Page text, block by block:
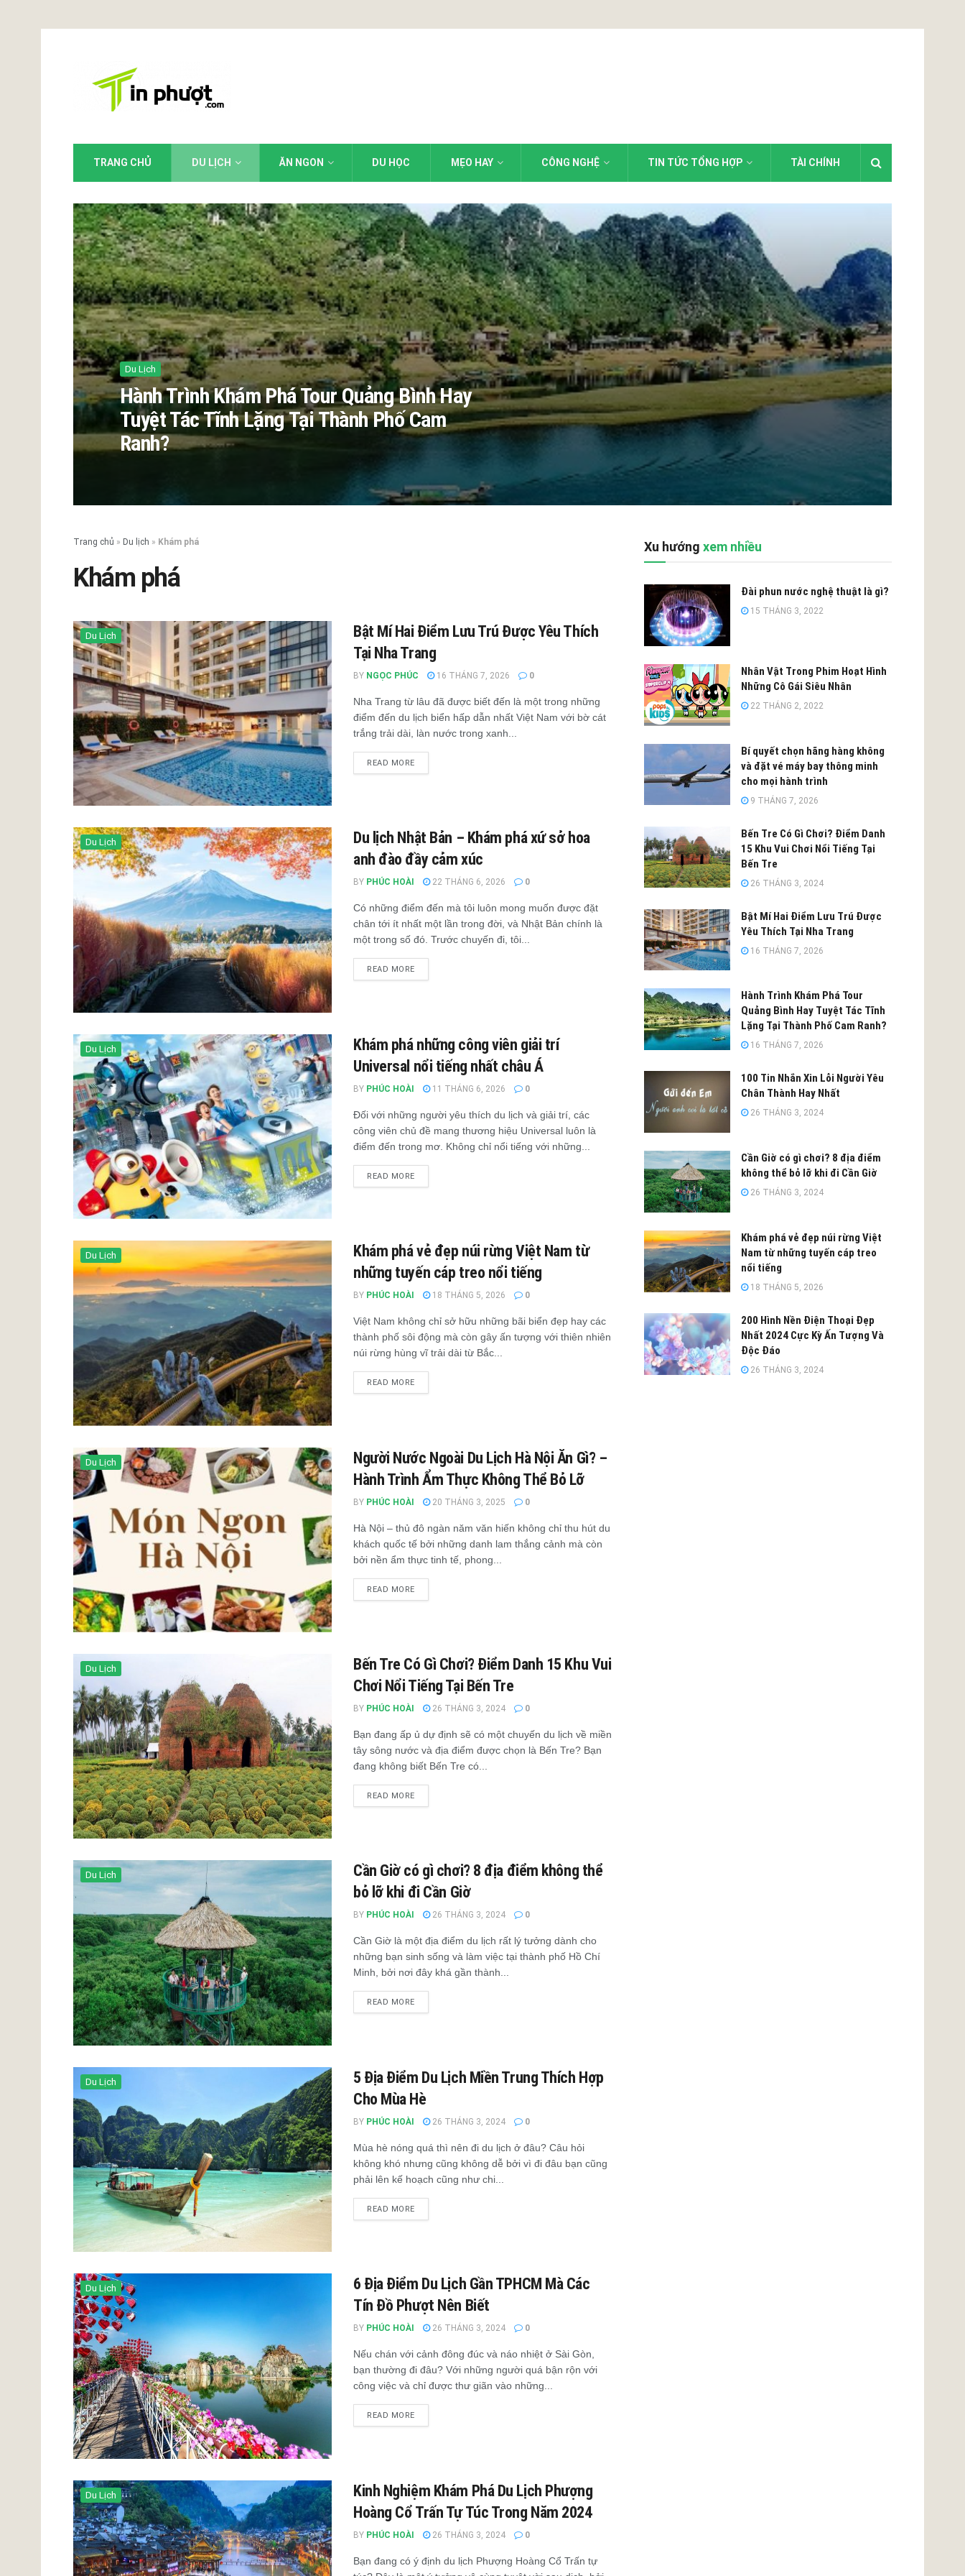
TRANG CHỦ DU LỊCH ĂN NGON DU HỌC MẸO HAY CÔNG NGHỆ TIN TỨC TỔNG HỢP TÀI CHÍNH
Du Lịch
Hành Trình Khám Phá Tour Quảng Bình Hay
Tuyệt Tác Tĩnh Lặng Tại Thành Phố Cam
Ranh?
Trang chủ » Du lịch » Khám phá
Khám phá
Du Lịch
Bật Mí Hai Điểm Lưu Trú Được Yêu Thích
Tại Nha Trang
BY NGỌC PHÚC 16 THÁNG 7, 2026 0
Nha Trang từ lâu đã được biết đến là một trong những
điểm đến du lịch biển hấp dẫn nhất Việt Nam với bờ cát
trắng trải dài, làn nước trong xanh...
READ MORE
Du Lịch
Du lịch Nhật Bản – Khám phá xứ sở hoa
anh đào đầy cảm xúc
BY PHÚC HOÀI 22 THÁNG 6, 2026 0
Có những điểm đến mà tôi luôn mong muốn được đặt
chân tới ít nhất một lần trong đời, và Nhật Bản chính là
một trong số đó. Trước chuyến đi, tôi...
READ MORE
Du Lịch
Khám phá những công viên giải trí
Universal nổi tiếng nhất châu Á
BY PHÚC HOÀI 11 THÁNG 6, 2026 0
Đối với những người yêu thích du lịch và giải trí, các
công viên chủ đề mang thương hiệu Universal luôn là
điểm đến trong mơ. Không chỉ nổi tiếng với những...
READ MORE
Du Lịch
Khám phá vẻ đẹp núi rừng Việt Nam từ
những tuyến cáp treo nổi tiếng
BY PHÚC HOÀI 18 THÁNG 5, 2026 0
Việt Nam không chỉ sở hữu những bãi biển đẹp hay các
thành phố sôi động mà còn gây ấn tượng với thiên nhiên
núi rừng hùng vĩ trải dài từ Bắc...
READ MORE
Du Lịch
Người Nước Ngoài Du Lịch Hà Nội Ăn Gì? –
Hành Trình Ẩm Thực Không Thể Bỏ Lỡ
BY PHÚC HOÀI 20 THÁNG 3, 2025 0
Hà Nội – thủ đô ngàn năm văn hiến không chỉ thu hút du
khách quốc tế bởi những danh lam thắng cảnh mà còn
bởi nền ẩm thực tinh tế, phong...
READ MORE
Du Lịch
Bến Tre Có Gì Chơi? Điểm Danh 15 Khu Vui
Chơi Nổi Tiếng Tại Bến Tre
BY PHÚC HOÀI 26 THÁNG 3, 2024 0
Bạn đang ấp ủ dự định sẽ có một chuyến du lịch về miền
tây sông nước và địa điểm được chọn là Bến Tre? Bạn
đang không biết Bến Tre có...
READ MORE
Du Lịch
Cần Giờ có gì chơi? 8 địa điểm không thể
bỏ lỡ khi đi Cần Giờ
BY PHÚC HOÀI 26 THÁNG 3, 2024 0
Cần Giờ là một địa điểm du lịch rất lý tưởng dành cho
những bạn sinh sống và làm việc tại thành phố Hồ Chí
Minh, bởi nơi đây khá gần thành...
READ MORE
Du Lịch
5 Địa Điểm Du Lịch Miền Trung Thích Hợp
Cho Mùa Hè
BY PHÚC HOÀI 26 THÁNG 3, 2024 0
Mùa hè nóng quá thì nên đi du lịch ở đâu? Câu hỏi
không khó nhưng cũng không dễ bởi vì đi đâu bạn cũng
phải lên kế hoạch cũng như chi...
READ MORE
Du Lịch
6 Địa Điểm Du Lịch Gần TPHCM Mà Các
Tín Đồ Phượt Nên Biết
BY PHÚC HOÀI 26 THÁNG 3, 2024 0
Nếu chán với cảnh đông đúc và náo nhiệt ở Sài Gòn,
bạn thường đi đâu? Với những người quá bận rộn với
công việc và chỉ được thư giãn vào những...
READ MORE
Du Lịch
Kinh Nghiệm Khám Phá Du Lịch Phượng
Hoàng Cổ Trấn Tự Túc Trong Năm 2024
BY PHÚC HOÀI 26 THÁNG 3, 2024 0
Bạn đang có ý định du lịch Phượng Hoàng Cổ Trấn tự
Xu hướng xem nhiều
Đài phun nước nghệ thuật là gì?
15 THÁNG 3, 2022
Nhân Vật Trong Phim Hoạt Hình
Những Cô Gái Siêu Nhân
22 THÁNG 2, 2022
Bí quyết chọn hãng hàng không
và đặt vé máy bay thông minh
cho mọi hành trình
9 THÁNG 7, 2026
Bến Tre Có Gì Chơi? Điểm Danh
15 Khu Vui Chơi Nổi Tiếng Tại
Bến Tre
26 THÁNG 3, 2024
Bật Mí Hai Điểm Lưu Trú Được
Yêu Thích Tại Nha Trang
16 THÁNG 7, 2026
Hành Trình Khám Phá Tour
Quảng Bình Hay Tuyệt Tác Tĩnh
Lặng Tại Thành Phố Cam Ranh?
16 THÁNG 7, 2026
100 Tin Nhắn Xin Lỗi Người Yêu
Chân Thành Hay Nhất
26 THÁNG 3, 2024
Cần Giờ có gì chơi? 8 địa điểm
không thể bỏ lỡ khi đi Cần Giờ
26 THÁNG 3, 2024
Khám phá vẻ đẹp núi rừng Việt
Nam từ những tuyến cáp treo
nổi tiếng
18 THÁNG 5, 2026
200 Hình Nền Điện Thoại Đẹp
Nhất 2024 Cực Kỳ Ấn Tượng Và
Độc Đáo
26 THÁNG 3, 2024